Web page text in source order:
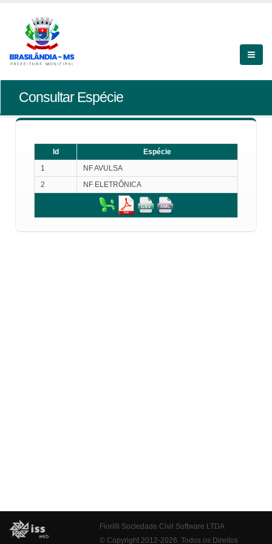
Consultar Espécie
Id
Espécie
1
NF AVULSA
2
NF ELETRÔNICA
Fiorilli Sociedade Civil Software LTDA
© Copyright 2012-2026. Todos os Direitos